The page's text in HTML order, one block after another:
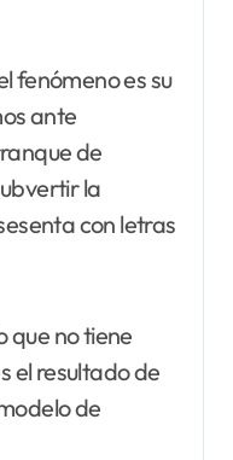
fenómeno es su
ante
de
la
con letras
que no tiene
el resultado de
de